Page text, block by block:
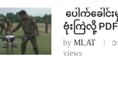
ပေါက်ခေါင်
ဗုံးကြဲလို့
byMLAT
views